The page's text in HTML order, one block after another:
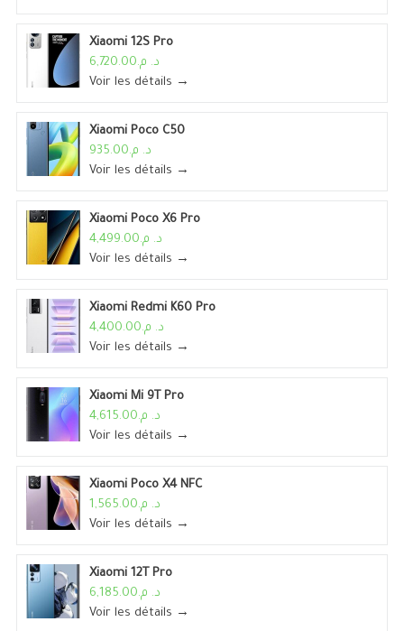
Xiaomi 12S Pro
د. م.6,720.00
Voir les détails →
Xiaomi Poco C50
د. م.935.00
Voir les détails →
Xiaomi Poco X6 Pro
د. م.4,499.00
Voir les détails →
Xiaomi Redmi K60 Pro
د. م.4,400.00
Voir les détails →
Xiaomi Mi 9T Pro
د. م.4,615.00
Voir les détails →
Xiaomi Poco X4 NFC
د. م.1,565.00
Voir les détails →
Xiaomi 12T Pro
د. م.6,185.00
Voir les détails →